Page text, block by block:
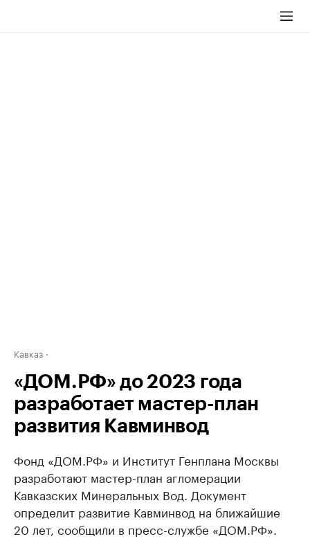
Кавказ
«ДОМ.РФ» до 2023 года
разработает мастер-план
развития Кавминвод
Фонд «ДОМ.РФ» и Институт Генплана Москвы
разработают мастер-план агломерации
Кавказских Минеральных Вод. Документ
определит развитие Кавминвод на ближайшие
20 лет, сообщили в пресс-службе «ДОМ.РФ».